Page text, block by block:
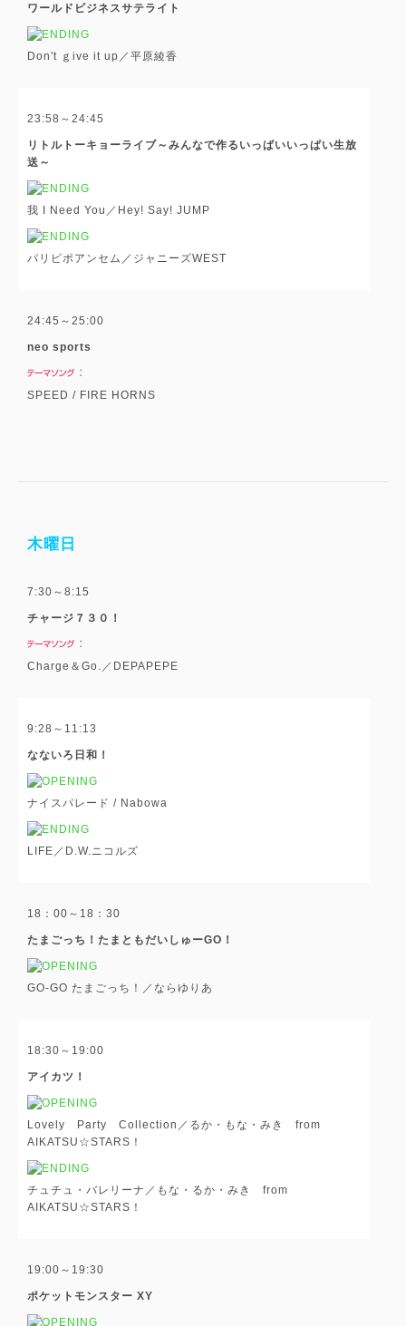
ワールドビジネスサテライト
Don't ｇive it up／平原綾香
23:58～24:45
リトルトーキョーライブ～みんなで作るいっぱいいっぱい生放
送～
我 I Need You／Hey! Say! JUMP
パリピポアンセム／ジャニーズWEST
24:45～25:00
neo sports
SPEED / FIRE HORNS
木曜日
7:30～8:15
チャージ７３０！
Charge＆Go.／DEPAPEPE
9:28～11:13
なないろ日和！
ナイスパレード / Nabowa
LIFE／D.W.ニコルズ
18：00～18：30
たまごっち！たまともだいしゅーGO！
GO-GO たまごっち！／ならゆりあ
18:30～19:00
アイカツ！
Lovely Party Collection／るか・もな・みき from
AIKATSU☆STARS！
チュチュ・バレリーナ／もな・るか・みき from
AIKATSU☆STARS！
19:00～19:30
ポケットモンスター XY